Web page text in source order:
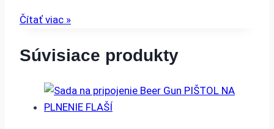
Čítať viac »
Súvisiace produkty